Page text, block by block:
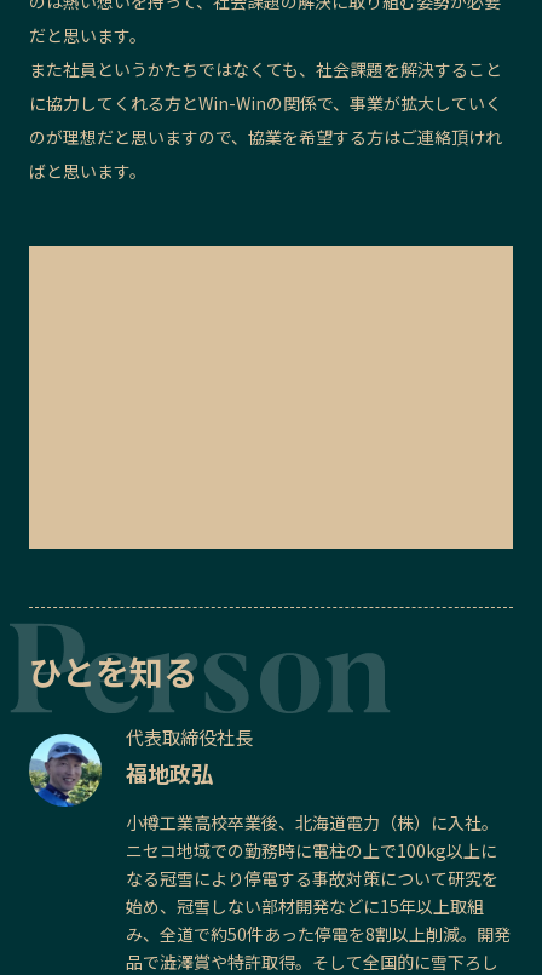
だと思います。
また社員というかたちではなくても、社会課題を解決すること
に協力してくれる方とWin-Winの関係で、事業が拡大していく
のが理想だと思いますので、協業を希望する方はご連絡頂けれ
ばと思います。
ひとを知る
代表取締役社長
福地政弘
小樽工業高校卒業後、北海道電力（株）に入社。
ニセコ地域での勤務時に電柱の上で100kg以上に
なる冠雪により停電する事故対策について研究を
始め、冠雪しない部材開発などに15年以上取組
み、全道で約50件あった停電を8割以上削減。開発
品で澁澤賞や特許取得。そして全国的に雪下ろし